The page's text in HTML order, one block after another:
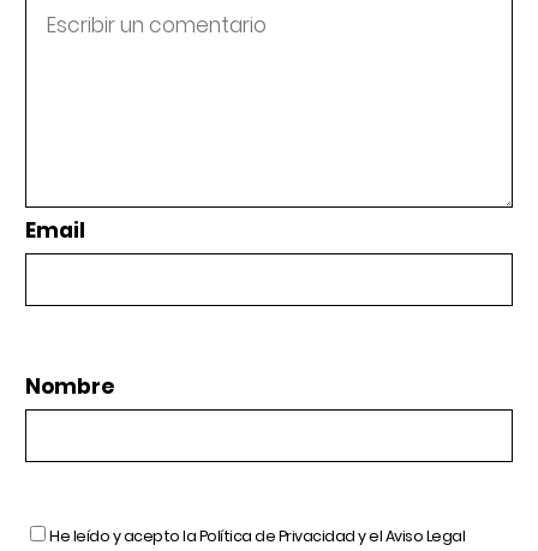
Email
Nombre
He leído y acepto laPolítica de Privacidady elAviso Legal